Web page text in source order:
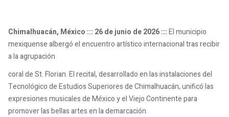
Chimalhuacán, México ::: 26 de junio de 2026 :::El municipio
mexiquense albergó el encuentro artístico internacional tras recibir
a la agrupación
coral de St. Florian. El recital, desarrollado en las instalaciones del
Tecnológico de Estudios Superiores de Chimalhuacán, unificó las
expresiones musicales de México y el Viejo Continente para
promover las bellas artes en la demarcación.